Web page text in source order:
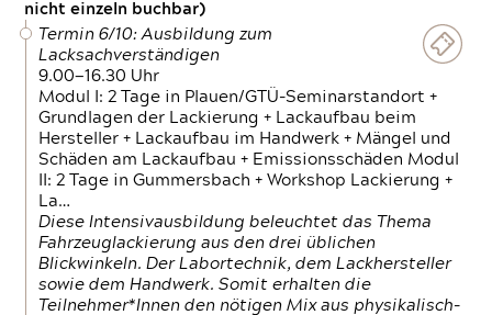
nicht einzeln buchbar)
Termin 6/10: Ausbildung zum
Lacksachverständigen
9.00—16.30 Uhr
Modul I: 2 Tage in Plauen/GTÜ-Seminarstandort +
Grundlagen der Lackierung + Lackaufbau beim
Hersteller + Lackaufbau im Handwerk + Mängel und
Schäden am Lackaufbau + Emissionsschäden Modul
II: 2 Tage in Gummersbach + Workshop Lackierung +
La…
Diese Intensivausbildung beleuchtet das Thema
Fahrzeuglackierung aus den drei üblichen
Blickwinkeln. Der Labortechnik, dem Lackhersteller
sowie dem Handwerk. Somit erhalten die
Teilnehmer*Innen den nötigen Mix aus physikalisch-